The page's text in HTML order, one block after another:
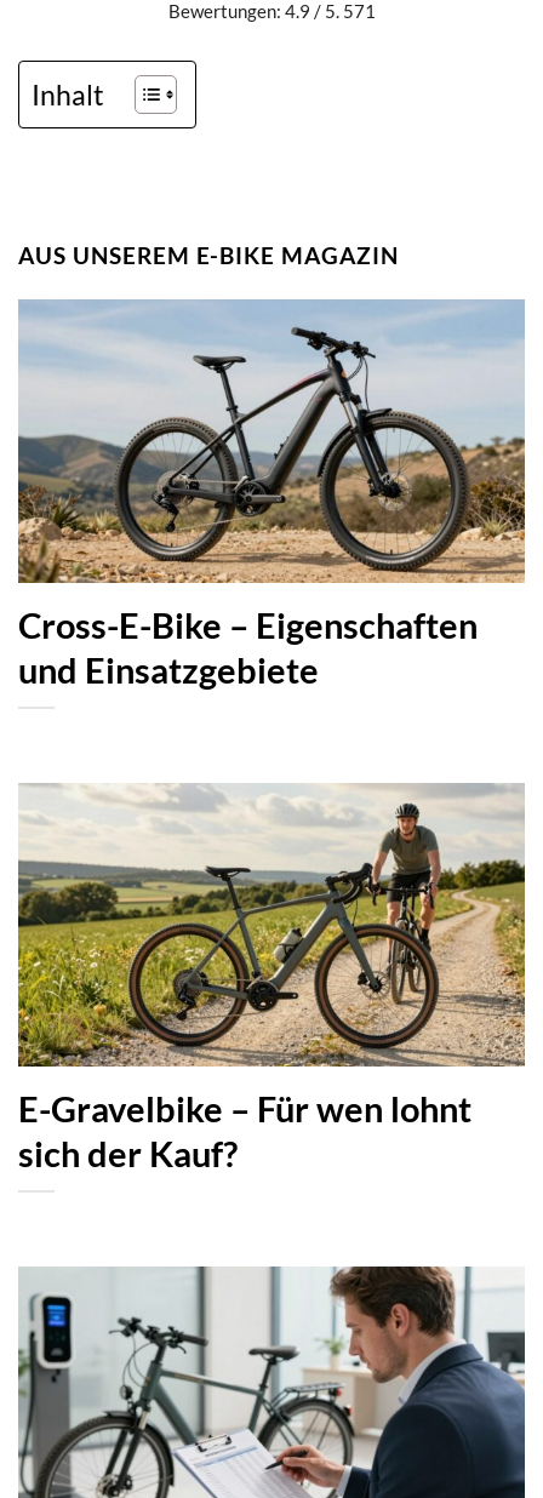
Bewertungen: 4.9 / 5. 571
Inhalt
AUS UNSEREM E-BIKE MAGAZIN
Cross-E-Bike – Eigenschaften
und Einsatzgebiete
E-Gravelbike – Für wen lohnt
sich der Kauf?